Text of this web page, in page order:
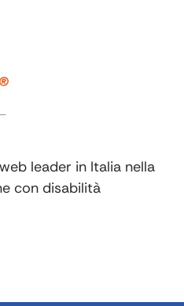
leader in Italia nella
con disabilità